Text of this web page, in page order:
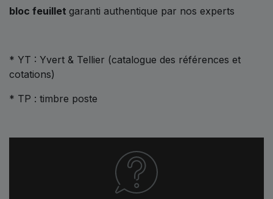
bloc feuillet garanti authentique par nos experts
* YT : Yvert & Tellier (catalogue des références et
cotations)
* TP : timbre poste